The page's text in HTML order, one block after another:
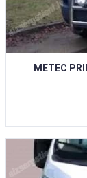
METEC